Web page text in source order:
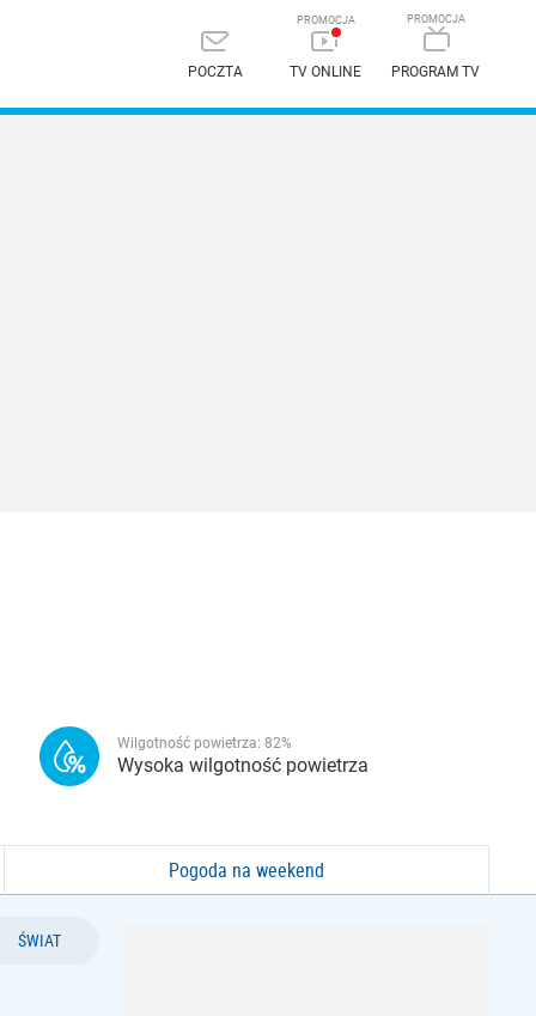
POCZTA TV ONLINE PROGRAM TV
Wilgotność powietrza: 82%
Wysoka wilgotność powietrza
Pogoda na weekend
ŚWIAT